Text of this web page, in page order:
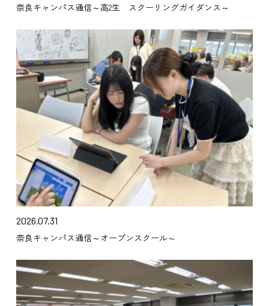
奈良キャンパス通信～高2生 スクーリングガイダンス～
2026.07.31
奈良キャンパス通信～オープンスクール～